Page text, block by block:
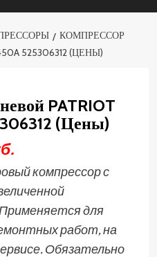
КОМПРЕССОР
525306312 (ЦЕНЫ)
PATRIOT
(Цены)
компрессор с
для
работ, на
Обязательно